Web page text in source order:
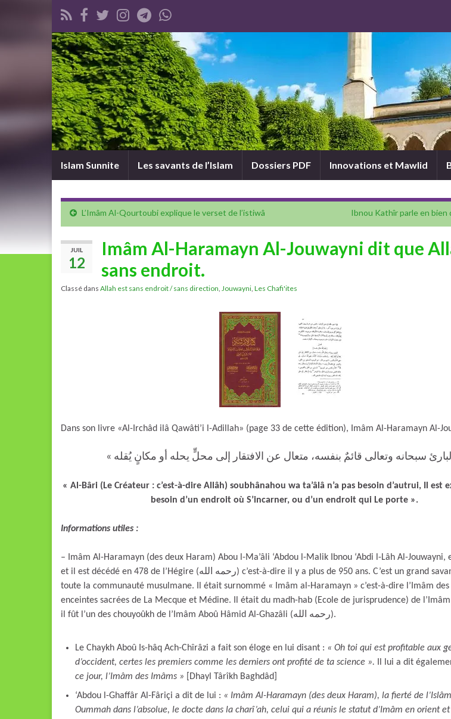
Islam Sunnite Les savants de l’Islam Dossiers PDF Innovations et Mawlid
L’Imâm Al-Qourtoubi explique le verset de l’istiwâ Ibnou Kathîr parle en bien
JUIL
12
Imâm Al-Haramayn Al-Jouwayni dit que
sans endroit.
Classé dans Allah est sans endroit / sans direction, Jouwayni, Les Chafi'ites
Dans son livre «Al-Irchâd ilâ Qawâti’i l-Adillah» (page 33 de cette édition), Imâm Al-Haramayn Al-
سبحانه وتعالى قائمٌ بنفسه، متعال عن الافتقار إلى محلٍّ يحله أو مكانٍ يُقله »
« Al-Bâri (Le Créateur : c’est-à-dire Allâh) soubhânahou wa ta’âlâ n’a pas besoin d’autrui, Il est
besoin d’un endroit où S’incarner, ou d’un endroit qui Le porte ».
Informations utiles :
– Imâm Al-Haramayn (des deux Haram) Abou l-Ma’âli ‘Abdou l-Malik Ibnou ‘Abdi l-Lâh Al-Jouwayni,
et il est décédé en 478 de l’Hégire (رحمه الله) c’est-à-dire il y a plus de 950 ans. C’est un grand savant reconnu par
toute la communauté musulmane. Il était surnommé « Imâm al-Haramayn » c’est-à-dire l’Imâm des
enceintes sacrées de La Mecque et Médine. Il était du madh-hab (Ecole de jurisprudence) de l’Imâm
il fût l’un des chouyoûkh de l’Imâm Aboû Hâmid Al-Ghazâli (رحمه الله).
Le Chaykh Aboû Is-hâq Ach-Chîrâzi a fait son éloge en lui disant : « Oh toi qui est profitable aux
d’occident, certes les premiers comme les derniers ont profité de ta science ».
Il lui a dit
ce jour, l’Imâm des Imâms » [Dhayl Târîkh Baghdâd]
‘Abdou l-Ghaffâr Al-Fâriçi a dit de lui : « Imâm Al-Haramayn (des deux Haram), la fierté de
Oummah dans l’absolue, le docte dans la charî’ah, celui qui a réunis le statut d’Imâm en orient